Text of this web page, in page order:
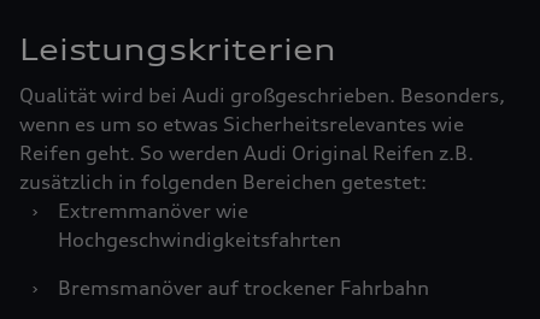
Leistungskriterien
Qualität wird bei Audi großgeschrieben. Besonders,
wenn es um so etwas Sicherheitsrelevantes wie
Reifen geht. So werden Audi Original Reifen z.B.
zusätzlich in folgenden Bereichen getestet:
›
Extremmanöver wie
Hochgeschwindigkeitsfahrten
›
Bremsmanöver auf trockener Fahrbahn